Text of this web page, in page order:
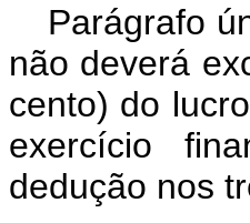
Parágrafo
não deverá
cento) do
exercício
dedução nos